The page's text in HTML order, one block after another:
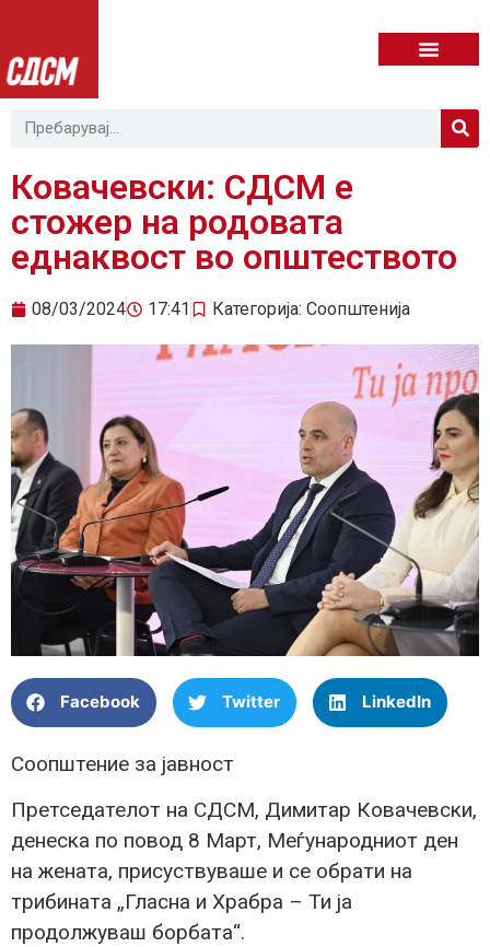
Ковачевски: СДСМ е
стожер на родовата
еднаквост во општеството
08/03/2024 17:41 Категорија: Соопштенија
Facebook Twitter LinkedIn
Соопштение за јавност
Претседателот на СДСМ, Димитар Ковачевски,
денеска по повод 8 Март, Меѓународниот ден
на жената, присуствуваше и се обрати на
трибината „Гласна и Храбра – Ти ја
продолжуваш борбата“.